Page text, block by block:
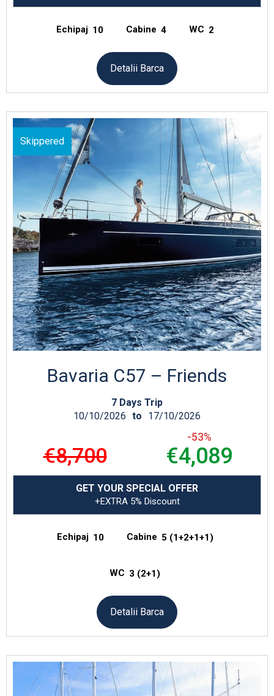
Echipaj 10 Cabine 4 WC 2
Detalii Barca
Skippered
Bavaria C57 – Friends
7 Days Trip
10/10/2026 to 17/10/2026
€8,700
-53%
€4,089
GET YOUR SPECIAL OFFER
+EXTRA 5% Discount
Echipaj 10 Cabine 5 (1+2+1+1)
WC 3 (2+1)
Detalii Barca